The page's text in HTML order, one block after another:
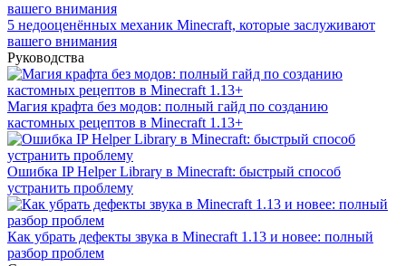
5 недооценённых механик Minecraft, которые заслуживают
вашего внимания
Руководства
Магия крафта без модов: полный гайд по созданию
кастомных рецептов в Minecraft 1.13+
Ошибка IP Helper Library в Minecraft: быстрый способ
устранить проблему
Как убрать дефекты звука в Minecraft 1.13 и новее: полный
разбор проблем